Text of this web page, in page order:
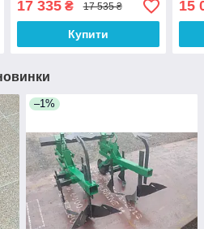
17 335₴ 17 535 ₴
Купити
15
–1%